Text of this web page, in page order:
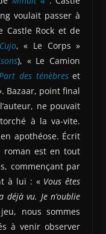
voulait passer à
Castle Rock et de
Cujo, « Le Corps »
), « Le Camion
des ténèbreset
Bazaar, point final
ne pouvait
à la va-vite.
apothéose. Écrit
roman est en tout
commençant par
à lui : « Vous êtes
vu. Je n’oublie
nous sommes
à venir observer